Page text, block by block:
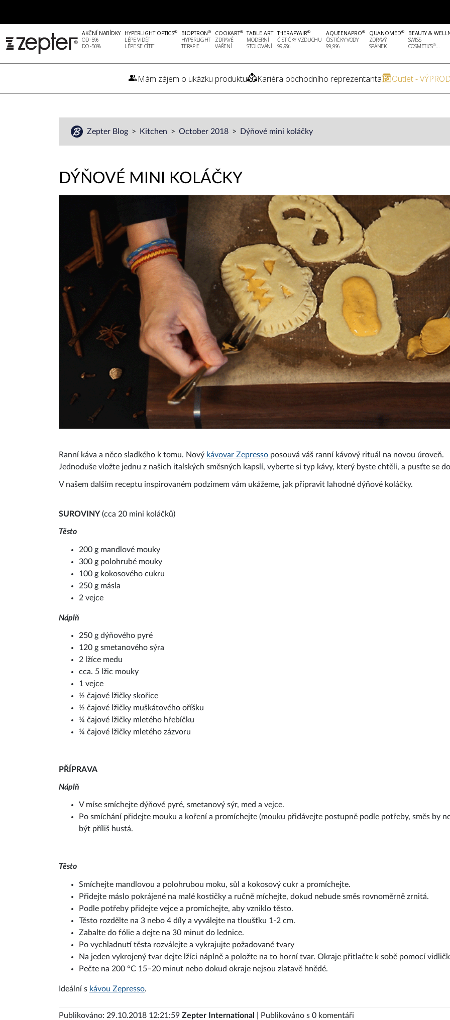
AKČNÍ NABÍDKY
OD -5%
DO -50%
HYPERLIGHT OPTICS®
LÉPE VIDĚT
LÉPE SE CÍTIT
BIOPTRON®
HYPERLIGHT
TERAPIE
COOKART®
ZDRAVÉ
VAŘENÍ
TABLE ART
MODERNÍ
STOLOVÁNÍ
THERAPYAIR®
ČISTIČKY VZDUCHU
99,9%
AQUEENAPRO®
ČISTIČKY VODY
99,9%
QUANOMED®
ZDRAVÝ
SPÁNEK
BEAUTY &
SWISS
COSMETICS®...
Mám zájem o ukázku produktu Kariéra obchodního reprezentanta Outlet -
Zepter Blog Kitchen October 2018 Dýňové mini koláčky
DÝŇOVÉ MINI KOLÁČKY
Ranní káva a něco sladkého k tomu. Nový kávovar Zepresso posouvá váš ranní kávový rituál na novou úroveň.
Jednoduše vložte jednu z našich italských směsných kapslí, vyberte si typ kávy, který byste chtěli, a pusťte se
V našem dalším receptu inspirovaném podzimem vám ukážeme, jak připravit lahodné dýňové koláčky.
SUROVINY (cca 20 mini koláčků)
Těsto
200 g mandlové mouky
300 g polohrubé mouky
100 g kokosového cukru
250 g másla
2 vejce
Náplň
250 g dýňového pyré
120 g smetanového sýra
2 lžíce medu
cca. 5 lžic mouky
1 vejce
½ čajové lžičky skořice
½ čajové lžičky muškátového oříšku
¼ čajové lžičky mletého hřebíčku
¼ čajové lžičky mletého zázvoru
PŘÍPRAVA
Náplň
V míse smíchejte dýňové pyré, smetanový sýr, med a vejce.
Po smíchání přidejte mouku a koření a promíchejte (mouku přidávejte postupně podle potřeby, směs by
být příliš hustá.
Těsto
Smíchejte mandlovou a polohrubou moku, sůl a kokosový cukr a promíchejte.
Přidejte máslo pokrájené na malé kostičky a ručně míchejte, dokud nebude směs rovnoměrně zrnitá.
Podle potřeby přidejte vejce a promíchejte, aby vzniklo těsto.
Těsto rozdělte na 3 nebo 4 díly a vyválejte na tloušťku 1-2 cm.
Zabalte do fólie a dejte na 30 minut do lednice.
Po vychladnutí těsta rozválejte a vykrajujte požadované tvary
Na jeden vykrojený tvar dejte lžíci náplně a položte na to horní tvar. Okraje přitlačte k sobě pomocí
Pečte na 200 °C 15–20 minut nebo dokud okraje nejsou zlatavě hnědé.
Ideální s kávou Zepresso.
Publikováno: 29.10.2018 12:21:59 Zepter International
| Publikováno s 0 komentáři